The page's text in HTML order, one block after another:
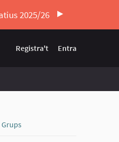
2025/26
la llenguaElegir el idioma
Registra't Entra
Grups